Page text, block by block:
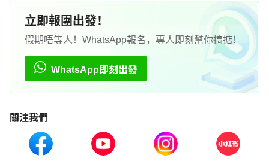
立即報團出發！
假期唔等人！WhatsApp報名，專人即刻幫你搞掂！
WhatsApp即刻出發
關注我們